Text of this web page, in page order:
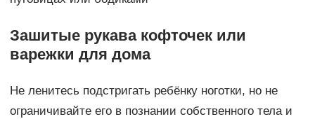
Зашитые рукава кофточек или
варежки для дома
Не ленитесь подстригать ребёнку ноготки, но не
ограничивайте его в познании собственного тела и